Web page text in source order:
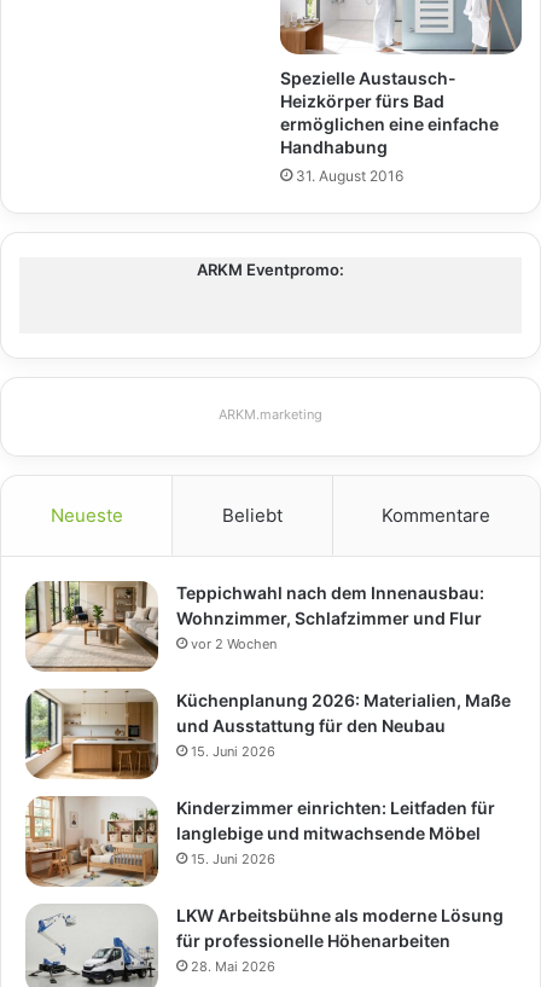
Spezielle Austausch-
Heizkörper fürs Bad
ermöglichen eine einfache
Handhabung
31. August 2016
ARKM Eventpromo:
ARKM.marketing
Neueste Beliebt Kommentare
Teppichwahl nach dem Innenausbau:
Wohnzimmer, Schlafzimmer und Flur
vor 2 Wochen
Küchenplanung 2026: Materialien, Maße
und Ausstattung für den Neubau
15. Juni 2026
Kinderzimmer einrichten: Leitfaden für
langlebige und mitwachsende Möbel
15. Juni 2026
LKW Arbeitsbühne als moderne Lösung
für professionelle Höhenarbeiten
28. Mai 2026